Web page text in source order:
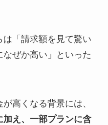
は「請求額を見て驚い
ぜか高い」といった
高くなる背景には、
え、一部プランに含